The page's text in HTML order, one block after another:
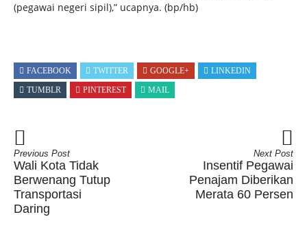
(pegawai negeri sipil),” ucapnya. (bp/hb)
FACEBOOK TWITTER GOOGLE+
LINKEDIN
TUMBLR
PINTEREST MAIL
Previous Post
Wali Kota Tidak
Berwenang Tutup
Transportasi
Daring
Next Post
Insentif Pegawai
Penajam Diberikan
Merata 60 Persen